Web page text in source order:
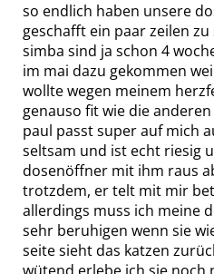
so endlich haben unsere
geschafft ein paar zeilen
simba sind ja schon 4
im mai dazu gekommen
wollte wegen meinem
genauso fit wie die
paul passt super auf mich
seltsam und ist echt riesig
dosenöffner mit ihm raus
trotzdem, er telt mit mir
allerdings muss ich meine
sehr beruhigen wenn sie
seite sieht das katzen